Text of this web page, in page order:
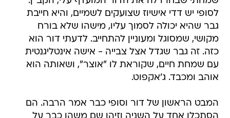
לסופי יש דדי אישיוז שצועקים לשמיים, והיא חייבת
גבר שהיא יכולה לסמוך עליו, מישהו שלא בורח
מקושי, שמסוגל ומעוניין להתחייב. לדעתי דור הוא
כזה. זה גבר שגדל אצל צבייה - אישה אינטליגנטית
עם שמחת חיים, שקוראת לו "אוצר", ושאותה הוא
אוהב ומכבד. ג'אקפוט.
המבט הראשון של דור וסופי כבר אמר הרבה. הם